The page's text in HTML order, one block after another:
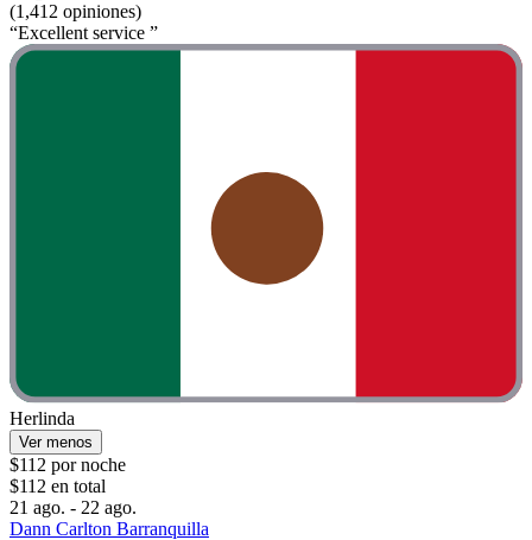
(1,412 opiniones)
“Excellent service ”
Herlinda
Ver menos
$112 por noche
$112 en total
21 ago. - 22 ago.
Dann Carlton Barranquilla